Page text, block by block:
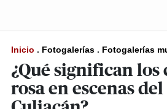
Inicio . Fotogalerías . Fotogalerías
¿Qué significan los
rosa en escenas